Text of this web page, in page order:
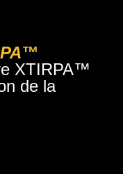
XTIRPA™
de la